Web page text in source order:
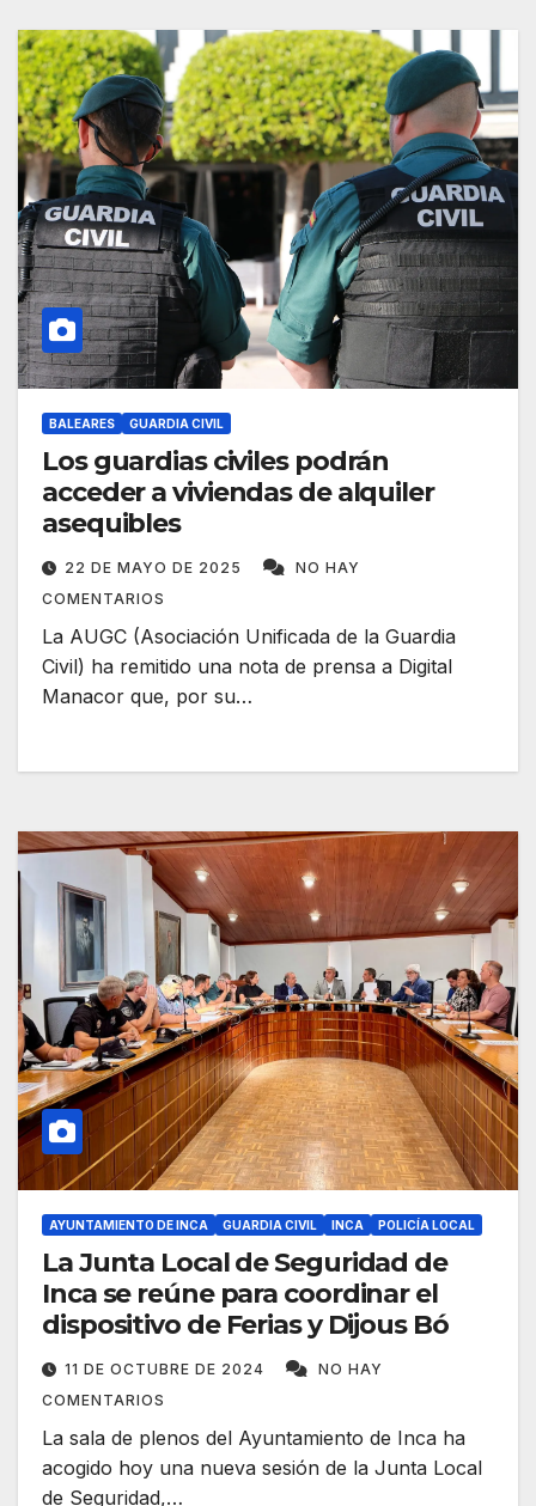
BALEARES GUARDIA CIVIL
Los guardias civiles podrán
acceder a viviendas de alquiler
asequibles
22 DE MAYO DE 2025
NO HAY
COMENTARIOS
La AUGC (Asociación Unificada de la Guardia
Civil) ha remitido una nota de prensa a Digital
Manacor que, por su…
AYUNTAMIENTO DE INCA GUARDIA CIVIL INCA POLICÍA LOCAL
La Junta Local de Seguridad de
Inca se reúne para coordinar el
dispositivo de Ferias y Dijous Bó
11 DE OCTUBRE DE 2024
NO HAY
COMENTARIOS
La sala de plenos del Ayuntamiento de Inca ha
acogido hoy una nueva sesión de la Junta Local
de Seguridad,…